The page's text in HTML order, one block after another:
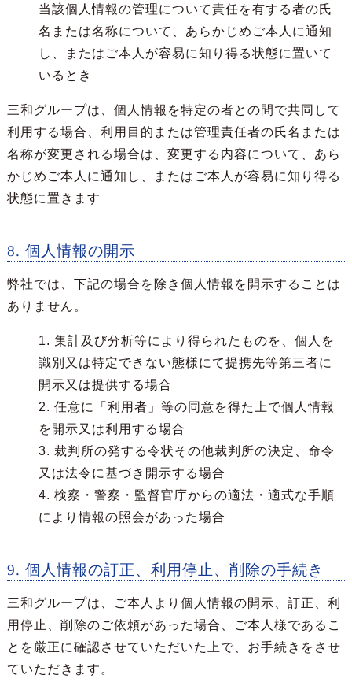
当該個人情報の管理について責任を有する者の氏
名または名称について、あらかじめご本人に通知
し、またはご本人が容易に知り得る状態に置いて
いるとき
三和グループは、個人情報を特定の者との間で共同して
利用する場合、利用目的または管理責任者の氏名または
名称が変更される場合は、変更する内容について、あら
かじめご本人に通知し、またはご本人が容易に知り得る
状態に置きます
8. 個人情報の開示
弊社では、下記の場合を除き個人情報を開示することは
ありません。
1. 集計及び分析等により得られたものを、個人を
識別又は特定できない態様にて提携先等第三者に
開示又は提供する場合
2. 任意に「利用者」等の同意を得た上で個人情報
を開示又は利用する場合
3. 裁判所の発する令状その他裁判所の決定、命令
又は法令に基づき開示する場合
4. 検察・警察・監督官庁からの適法・適式な手順
により情報の照会があった場合
9. 個人情報の訂正、利用停止、削除の手続き
三和グループは、ご本人より個人情報の開示、訂正、利
用停止、削除のご依頼があった場合、ご本人様であるこ
とを厳正に確認させていただいた上で、お手続きをさせ
ていただきます。